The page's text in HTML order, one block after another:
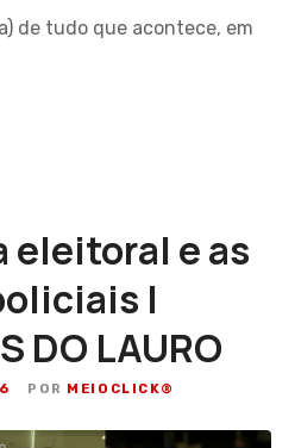
de tudo que acontece, em
eleitoral e as
|
DO LAURO
POR MEIOCLICK®